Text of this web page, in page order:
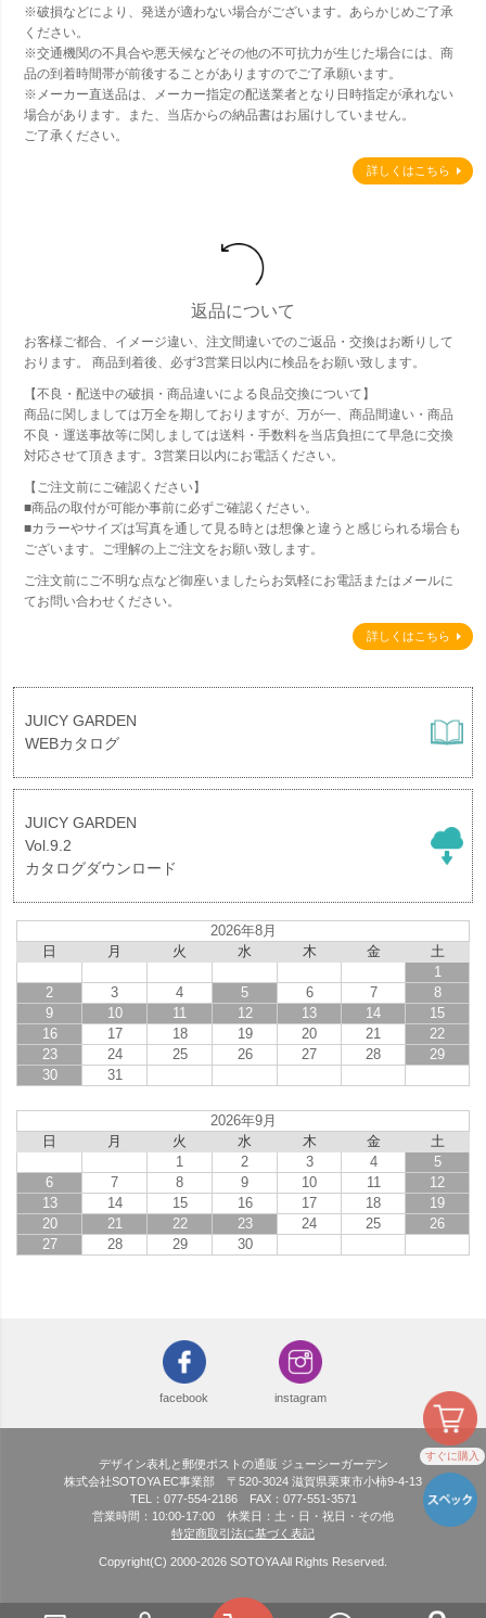
すぐに購入
※破損などにより、発送が適わない場合がございます。あらかじめご了承
ください。
※交通機関の不具合や悪天候などその他の不可抗力が生じた場合には、商
品の到着時間帯が前後することがありますのでご了承願います。
※メーカー直送品は、メーカー指定の配送業者となり日時指定が承れない
場合があります。また、当店からの納品書はお届けしていません。
ご了承ください。
詳しくはこちら
返品について
お客様ご都合、イメージ違い、注文間違いでのご返品・交換はお断りして
おります。 商品到着後、必ず3営業日以内に検品をお願い致します。
【不良・配送中の破損・商品違いによる良品交換について】
商品に関しましては万全を期しておりますが、万が一、商品間違い・商品
不良・運送事故等に関しましては送料・手数料を当店負担にて早急に交換
対応させて頂きます。3営業日以内にお電話ください。
【ご注文前にご確認ください】
■商品の取付が可能か事前に必ずご確認ください。
■カラーやサイズは写真を通して見る時とは想像と違うと感じられる場合も
ございます。ご理解の上ご注文をお願い致します。
ご注文前にご不明な点など御座いましたらお気軽にお電話またはメールに
てお問い合わせください。
詳しくはこちら
JUICY GARDEN
WEBカタログ
JUICY GARDEN
Vol.9.2
カタログダウンロード
2026年8月
日
月 火 水 木 金
土
1
2
3 4 5 6 7
8
9
10 11 12 13 14
15
16
17 18 19 20 21
22
23
24 25 26 27 28
29
30
31
2026年9月
日
月 火 水 木 金
土
1
2 3 4
5
6
7 8 9 10 11
12
13
14 15 16 17 18
19
20
21 22 23 24 25
26
27
28 29 30
facebook instagram
デザイン表札と郵便ポストの通販 ジューシーガーデン
株式会社SOTOYA EC事業部 〒520-3024 滋賀県栗東市小柿9-4-13
TEL：077-554-2186 FAX：077-551-3571
営業時間：10:00-17:00 休業日：土・日・祝日・その他
特定商取引法に基づく表記
Copyright(C) 2000-2026 SOTOYA All Rights Reserved.